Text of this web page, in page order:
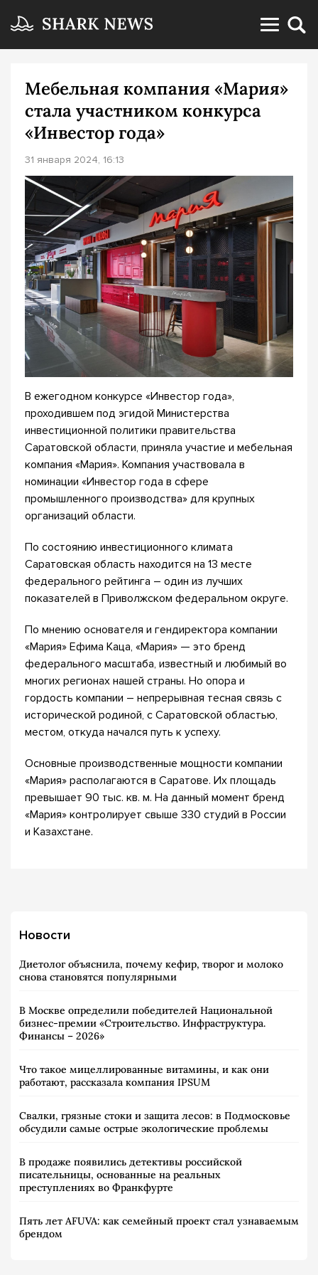
Мебельная компания «Мария»
стала участником конкурса
«Инвестор года»
31 января 2024, 16:13
В ежегодном конкурсе «Инвестор года»,
проходившем под эгидой Министерства
инвестиционной политики правительства
Саратовской области, приняла участие и мебельная
компания «Мария». Компания участвовала в
номинации «Инвестор года в сфере
промышленного производства» для крупных
организаций области.
По состоянию инвестиционного климата
Саратовская область находится на 13 месте
федерального рейтинга – один из лучших
показателей в Приволжском федеральном округе.
По мнению основателя и гендиректора компании
«Мария» Ефима Каца, «Мария» — это бренд
федерального масштаба, известный и любимый во
многих регионах нашей страны. Но опора и
гордость компании – непрерывная тесная связь с
исторической родиной, с Саратовской областью,
местом, откуда начался путь к успеху.
Основные производственные мощности компании
«Мария» располагаются в Саратове. Их площадь
превышает 90 тыс. кв. м. На данный момент бренд
«Мария» контролирует свыше 330 студий в России
и Казахстане.
Новости
Диетолог объяснила, почему кефир, творог и молоко
снова становятся популярными
В Москве определили победителей Национальной
бизнес-премии «Строительство. Инфраструктура.
Финансы – 2026»
Что такое мицеллированные витамины, и как они
работают, рассказала компания IPSUM
Свалки, грязные стоки и защита лесов: в Подмосковье
обсудили самые острые экологические проблемы
В продаже появились детективы российской
писательницы, основанные на реальных
преступлениях во Франкфурте
Пять лет AFUVA: как семейный проект стал узнаваемым
брендом